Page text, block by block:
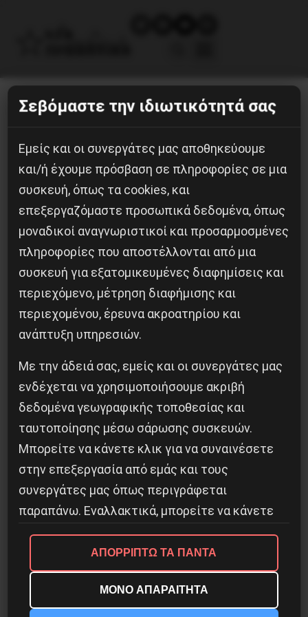
Turkish_Strait_disambig.svg (1)
30 Μαΐου, 2022
Κοινοποίησε το:
Προηγούμενο:Καρλ Ράντεκ – δύο άρθρα του
1922 για την κρίση των Στενών του
Τσανάκκαλε
Δημοφιλή Άρθρα
Σεβόμαστε την ιδιωτικότητά σας
Εμείς και οι συνεργάτες μας αποθηκεύουμε
και/ή έχουμε πρόσβαση σε πληροφορίες σε μια
συσκευή, όπως τα cookies, και
επεξεργαζόμαστε προσωπικά δεδομένα, όπως
μοναδικοί αναγνωριστικοί και προσαρμοσμένες
πληροφορίες που αποστέλλονται από μια
συσκευή για εξατομικευμένες διαφημίσεις και
περιεχόμενο, μέτρηση διαφήμισης και
περιεχομένου, έρευνα ακροατηρίου και
ανάπτυξη υπηρεσιών.
Με την άδειά σας, εμείς και οι συνεργάτες μας
ενδέχεται να χρησιμοποιήσουμε ακριβή
δεδομένα γεωγραφικής τοποθεσίας και
ταυτοποίησης μέσω σάρωσης συσκευών.
Μπορείτε να κάνετε κλικ για να συναινέσετε
στην επεξεργασία από εμάς και τους
συνεργάτες μας όπως περιγράφεται
παραπάνω. Εναλλακτικά, μπορείτε να κάνετε
κλικ για να αρνηθείτε να συναινέσετε ή να
αποκτήσετε πρόσβαση σε πιο λεπτομερείς
πληροφορίες και να αλλάξετε τις προτιμήσεις
σας πριν συναινέσετε.
ΑΠΟΡΡΙΠΤΩ ΤΑ ΠΑΝΤΑ
ΜΟΝΟ ΑΠΑΡΑΙΤΗΤΑ